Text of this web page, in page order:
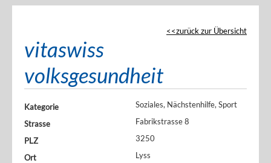
zurück zur Übersicht
vitaswiss
volksgesundheit
Kategorie
Soziales, Nächstenhilfe, Sport
Strasse
Fabrikstrasse 8
PLZ
3250
Ort
Lyss